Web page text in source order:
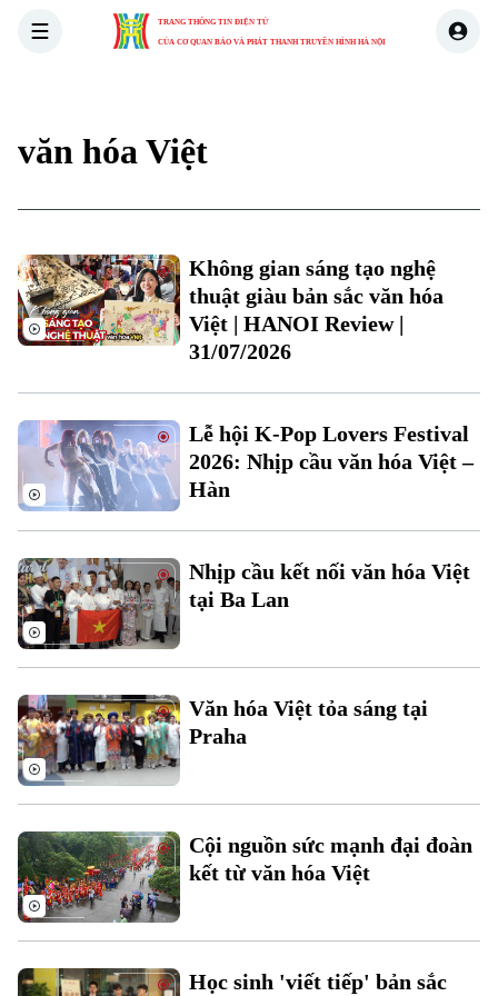
TRANG THÔNG TIN ĐIỆN TỬ
CỦA CƠ QUAN BÁO VÀ PHÁT THANH TRUYỀN HÌNH HÀ NỘI
Xu hướng
văn hóa Việt
Không gian sáng tạo nghệ
thuật giàu bản sắc văn hóa
Việt | HANOI Review |
31/07/2026
Lễ hội K-Pop Lovers Festival
2026: Nhịp cầu văn hóa Việt –
Hàn
Nhịp cầu kết nối văn hóa Việt
tại Ba Lan
Văn hóa Việt tỏa sáng tại
Praha
Cội nguồn sức mạnh đại đoàn
kết từ văn hóa Việt
Học sinh 'viết tiếp' bản sắc